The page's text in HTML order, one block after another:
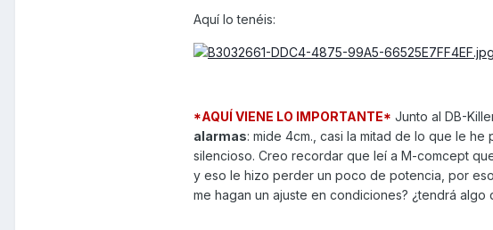
Aquí lo tenéis:
*AQUÍ VIENE LO IMPORTANTE* Junto al DB-
alarmas: mide 4cm., casi la mitad de lo que le
silencioso. Creo recordar que leí a M-comcept
y eso le hizo perder un poco de potencia, por
me hagan un ajuste en condiciones? ¿tendrá